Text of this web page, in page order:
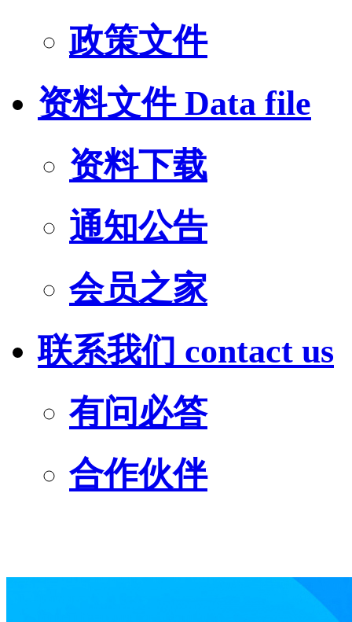
政策文件
资料文件 Data file
资料下载
通知公告
会员之家
联系我们 contact us
有问必答
合作伙伴